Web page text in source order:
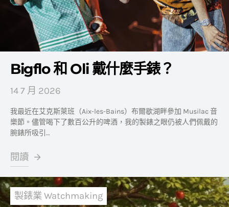
Bigflo 和 Oli 戴什麼手錶？
14 7 月 2026
我最近在艾克斯萊班（Aix-les-Bains）布爾歇湖畔參加 Musilac 音
樂節。儘管喝下了數百公升的啤酒，我的製錶之眼仍被人們佩戴的
腕錶所吸引…
閱讀
製錶業 Watchmaking